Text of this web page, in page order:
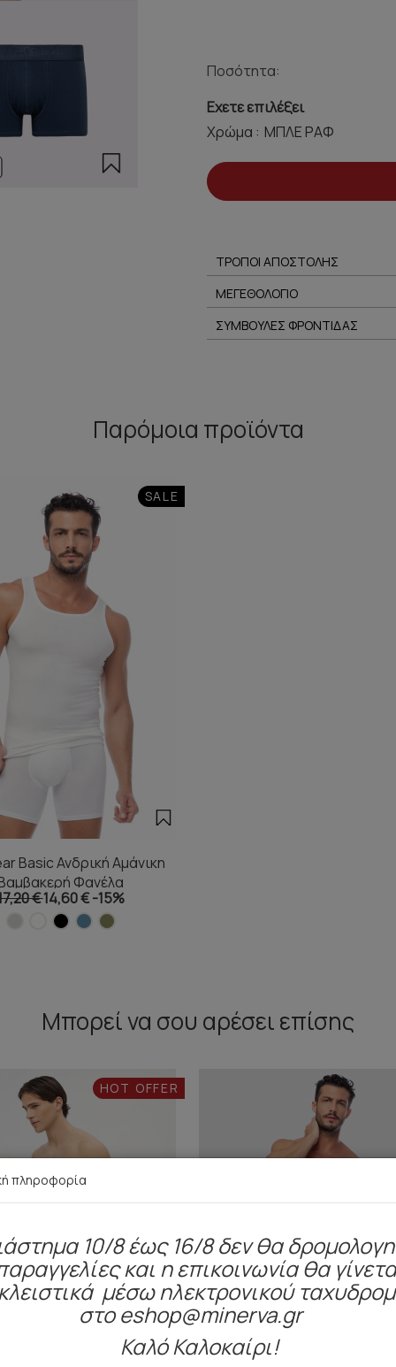
Ποσότητα:
Εχετε επιλέξει
Χρώμα :
ΤΡΟΠΟΙ ΑΠΟΣΤΟΛΗΣ
ΜΕΓΕΘΟΛΟΓΙΟ
ΣΥΜΒΟΥΛΕΣ ΦΡΟΝΤΙΔΑΣ
Παρόμοια προϊόντα
SALE
Basic Ανδρική Αμάνικη
Φανέλα
€14,60 €-15%
Μπορεί να σου αρέσει επίσης
HOT OFFER
πληροφορία
10/8 έως 16/8 δεν θα
και η επικοινωνία θα
μέσω ηλεκτρονικού
στο eshop@minerva.gr
Καλό Καλοκαίρι!